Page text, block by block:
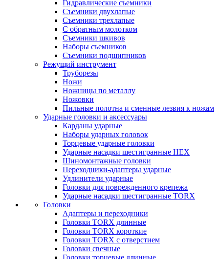
Гидравлические съемники
Съемники двухлапые
Съемники трехлапые
С обратным молотком
Съемники шкивов
Наборы съемников
Съемники подшипников
Режущий инструмент
Труборезы
Ножи
Ножницы по металлу
Ножовки
Пильные полотна и сменные лезвия к ножам
Ударные головки и аксессуары
Карданы ударные
Наборы ударных головок
Торцевые ударные головки
Ударные насадки шестигранные HEX
Шиномонтажные головки
Переходники-адаптеры ударные
Удлинители ударные
Головки для поврежденного крепежа
Ударные насадки шестигранные TORX
Головки
Адаптеры и переходники
Головки TORX длинные
Головки TORX короткие
Головки TORX с отверстием
Головки свечные
Головки торцевые длинные